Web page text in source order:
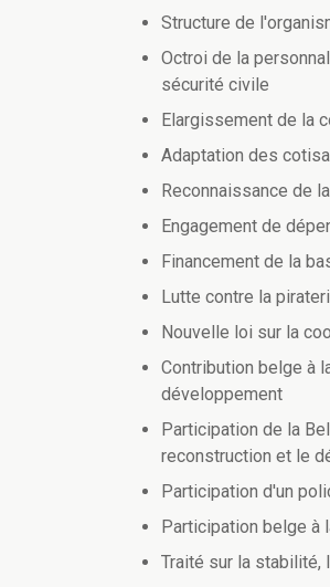
Structure de
Octroi de la
sécurité civile
Elargissement de la
Adaptation des
Reconnaissance de
Engagement de
Financement de la
Lutte contre la
Nouvelle loi sur la
Contribution belge à
développement
Participation de la
reconstruction et le
Participation d'un
Participation belge à
Traité sur la stabilité,